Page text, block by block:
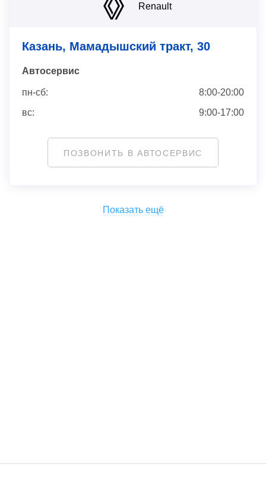
Renault
Казань, Мамадышский тракт, 30
Автосервис
пн-сб:
8:00-20:00
вс:
9:00-17:00
ПОЗВОНИТЬ В АВТОСЕРВИС
Показать ещё